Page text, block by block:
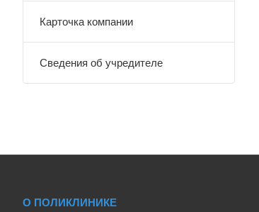
Карточка компании
Сведения об учредителе
О ПОЛИКЛИНИКЕ